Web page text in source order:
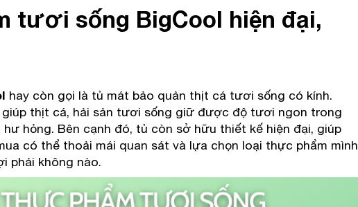
tươi sống BigCool hiện đại,
hay còn gọi là tủ mát bảo quản thịt cá tươi sống có kính.
thịt cá, hải sản tươi sống giữ được độ tươi ngon trong
hỏng. Bên cạnh đó, tủ còn sở hữu thiết kế hiện đại, giúp
có thể thoải mái quan sát và lựa chọn loại thực phẩm mình
phải không nào.